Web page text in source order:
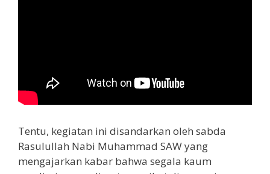
Tentu, kegiatan ini disandarkan oleh sabda
Rasulullah Nabi Muhammad SAW yang
mengajarkan kabar bahwa segala kaum